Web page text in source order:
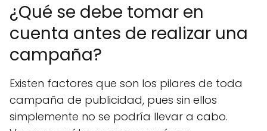
¿Qué se debe tomar en
cuenta antes de realizar una
campaña?
Existen factores que son los pilares de toda
campaña de publicidad, pues sin ellos
simplemente no se podría llevar a cabo.